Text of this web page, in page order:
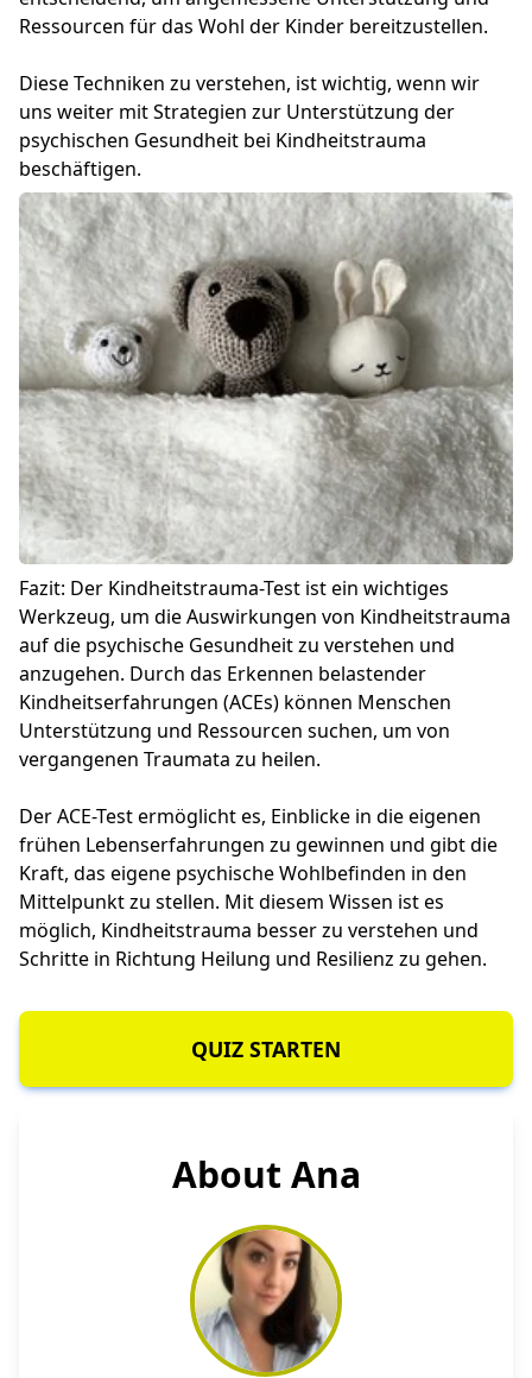
Ressourcen für das Wohl der Kinder bereitzustellen.
Diese Techniken zu verstehen, ist wichtig, wenn wir
uns weiter mit Strategien zur Unterstützung der
psychischen Gesundheit bei Kindheitstrauma
beschäftigen.
Fazit: Der Kindheitstrauma-Test ist ein wichtiges
Werkzeug, um die Auswirkungen von Kindheitstrauma
auf die psychische Gesundheit zu verstehen und
anzugehen. Durch das Erkennen belastender
Kindheitserfahrungen (ACEs) können Menschen
Unterstützung und Ressourcen suchen, um von
vergangenen Traumata zu heilen.
Der ACE-Test ermöglicht es, Einblicke in die eigenen
frühen Lebenserfahrungen zu gewinnen und gibt die
Kraft, das eigene psychische Wohlbefinden in den
Mittelpunkt zu stellen. Mit diesem Wissen ist es
möglich, Kindheitstrauma besser zu verstehen und
Schritte in Richtung Heilung und Resilienz zu gehen.
QUIZ STARTEN
About Ana